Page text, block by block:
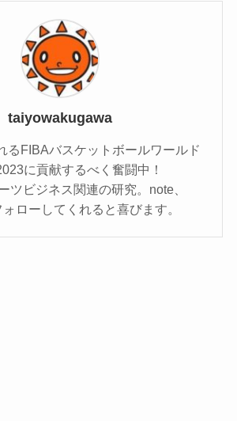
taiyowakugawa
るFIBAバスケットボールワールド
に貢献するべく奮闘中！
ツビジネス関連の研究。note、
ローしてくれると喜びます。